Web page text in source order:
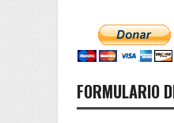
FORMULARIO